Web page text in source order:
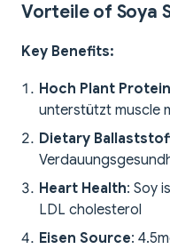
Vorteile of Soya
Key Benefits:
Hoch Plant Protein
unterstützt muscle
Dietary
Heart Health: Soy
LDL cholesterol
Eisen Source: